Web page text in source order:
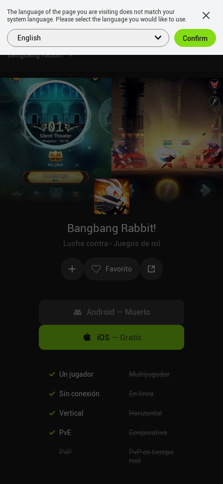
Bangbang Rabbit!
Bangbang Rabbit!
Lucha contra Juegos de rol
Favorito
Android — Muerto
iOS — Gratis
Un jugador Multijugador
Sin conexión En línea
Vertical Horizontal
PvE Cooperativo
PvP
PvP en tiempo
real
The language of the page you are visiting does not match your
system language. Please select the language you would like to use.
English Confirm